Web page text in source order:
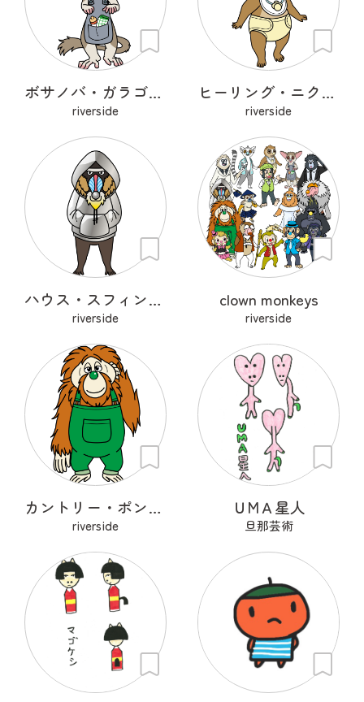
ボサノバ・ガラゴ・セネガレンシス
riverside
ヒーリング・ニクチセブス・クーカン
riverside
ハウス・スフィンクス・ドリル
riverside
clown monkeys
riverside
カントリー・ポンゴ・ケアレス
riverside
ＵМＡ星人
旦那芸術